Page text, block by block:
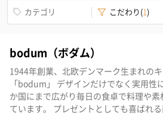
カテゴリ こだわり(1)
bodum（ボダム）
1944年創業、北欧デンマーク生まれの
「bodum」 デザインだけでなく実用性
か国にまで広がり毎日の食卓で料理や
ています。 プレゼントとしても喜ばれる